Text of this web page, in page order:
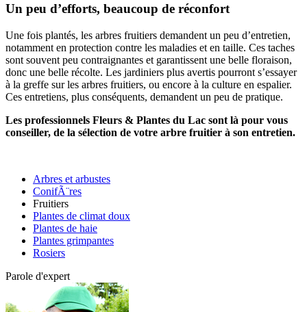
Un peu d’efforts, beaucoup de réconfort
Une fois plantés, les arbres fruitiers demandent un peu d’entretien,
notamment en protection contre les maladies et en taille. Ces taches
sont souvent peu contraignantes et garantissent une belle floraison,
donc une belle récolte. Les jardiniers plus avertis pourront s’essayer
à la greffe sur les arbres fruitiers, ou encore à la culture en espalier.
Ces entretiens, plus conséquents, demandent un peu de pratique.
Les professionnels Fleurs & Plantes du Lac sont là pour vous
conseiller, de la sélection de votre arbre fruitier à son entretien.
Arbres et arbustes
ConifÃ¨res
Fruitiers
Plantes de climat doux
Plantes de haie
Plantes grimpantes
Rosiers
Parole d'expert